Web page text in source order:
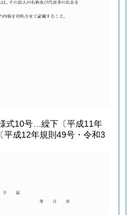
式10号…繰下〔平成11年
平成12年規則49号・令和3